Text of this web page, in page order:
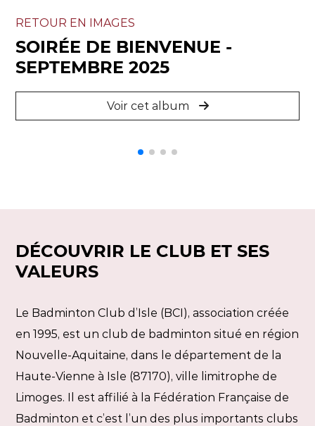
RETOUR EN IMAGES
SOIRÉE DE BIENVENUE -
SEPTEMBRE 2025
Voir cet album
DÉCOUVRIR LE CLUB ET SES
VALEURS
Le Badminton Club d’Isle (BCI), association créée
en 1995, est un club de badminton situé en région
Nouvelle-Aquitaine, dans le département de la
Haute-Vienne à Isle (87170), ville limitrophe de
Limoges. Il est affilié à la Fédération Française de
Badminton et c’est l’un des plus importants clubs